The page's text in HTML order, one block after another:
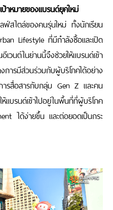
าหมายของแบรนด์ยุคใหม่
ฟ์สไตล์ของคนรุ่นใหม่ ทั้งนักเรียน
Lifestyleที่มีกำลังซื้อและเปิด
นต์ในย่านนี้จึงช่วยให้แบรนด์เข้า
ารมีส่วนร่วมกับผู้บริโภคได้อย่าง
รสื่อสารกับกลุ่ม Gen Z และคน
แบรนด์เข้าไปอยู่ในพื้นที่ที่ผู้บริโภค
ได้ง่ายขึ้น และต่อยอดเป็นกระ